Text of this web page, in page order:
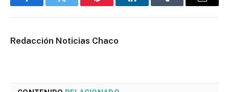
FacebookTwitter Pinterest LinkedInTumblr Email
Redacción Noticias Chaco